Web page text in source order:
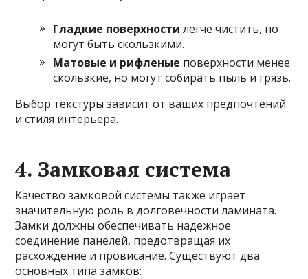
Гладкие поверхности легче чистить, но
могут быть скользкими.
Матовые и рифленые поверхности менее
скользкие, но могут собирать пыль и грязь.
Выбор текстуры зависит от ваших предпочтений
и стиля интерьера.
4. Замковая система
Качество замковой системы также играет
значительную роль в долговечности ламината.
Замки должны обеспечивать надежное
соединение панелей, предотвращая их
расхождение и провисание. Существуют два
основных типа замков: